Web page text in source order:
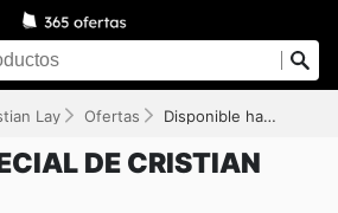
Lay Ofertas Disponible hasta el 31/12/2026
DE CRISTIAN